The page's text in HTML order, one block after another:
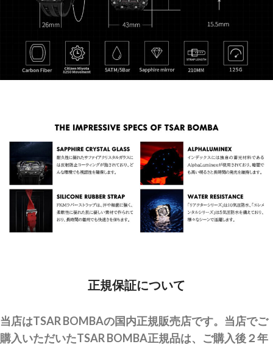
正規保証について
当店はTSAR BOMBAの国内正規販売店です。当店でご
購入いただいたTSAR BOMBA正規品は、ご購入後２年